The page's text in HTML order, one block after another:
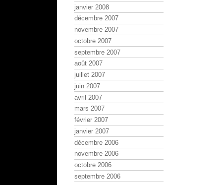
janvier 2008
décembre 2007
novembre 2007
octobre 2007
septembre 2007
août 2007
juillet 2007
juin 2007
avril 2007
mars 2007
février 2007
janvier 2007
décembre 2006
novembre 2006
octobre 2006
septembre 2006